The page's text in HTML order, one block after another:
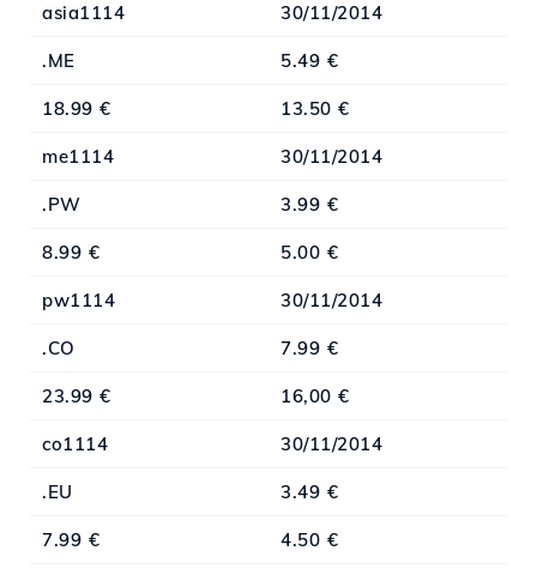
asia1114 30/11/2014
.ME 5.49 €
18.99 € 13.50 €
me1114 30/11/2014
.PW 3.99 €
8.99 € 5.00 €
pw1114 30/11/2014
.CO 7.99 €
23.99 € 16,00 €
co1114 30/11/2014
.EU 3.49 €
7.99 € 4.50 €